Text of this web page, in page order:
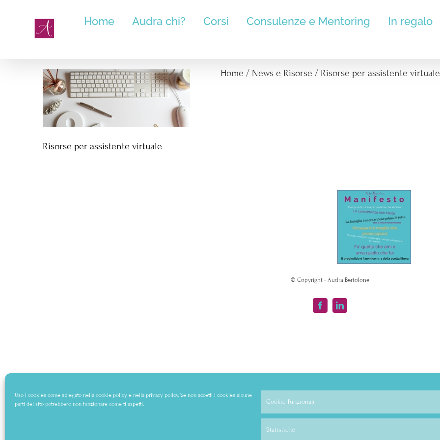
Uso i cookies come spiegato nella cookie policy e nella privacy policy. Se non accetti i cookies alcune
parti del sito potrebbero non funzionare come ti aspetti.
Cookie funzionali
Statistiche
Home Audra chi? Corsi Consulenze e Mentoring In regalo
Home / News e Risorse / Risorse per assistente virtuale
Risorse per assistente virtuale
© Copyright - Audra Bertolone
FacebookLinkedIn